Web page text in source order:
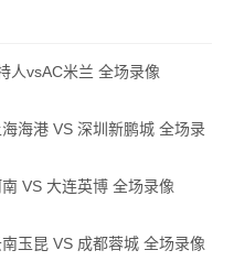
人vsAC米兰 全场录像
海港 VS 深圳新鹏城 全场录
VS 大连英博 全场录像
玉昆 VS 成都蓉城 全场录像